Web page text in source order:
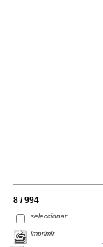
8 / 994
seleccionar
imprimir